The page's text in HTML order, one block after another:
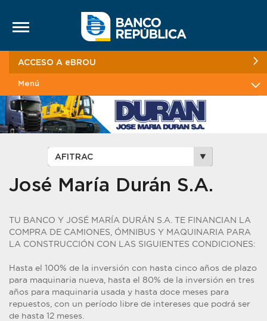
ACCESO A eBROU
Menú
José María Durán S.A.
TU BANCO Y JOSÉ MARÍA DURÁN S.A. TE FINANCIAN LA
COMPRA DE CAMIONES, ÓMNIBUS Y MAQUINARIA PARA
LA CONSTRUCCIÓN CON LAS SIGUIENTES CONDICIONES:
Hasta el 100% de la inversión con hasta cinco años de plazo
para maquinaria nueva, hasta el 80% de la inversión en tres
años para maquinaria usada y hasta doce meses para
repuestos, con un período libre de intereses que podrá ser
de hasta 12 meses.